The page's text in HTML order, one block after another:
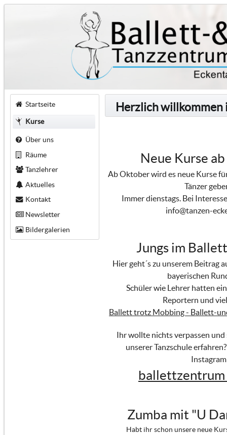
Startseite
Kurse
Über uns
Räume
Tanzlehrer
Aktuelles
Kontakt
Newsletter
Bildergalerien
Herzlich
Neue Kurse
Ab Oktober wird es neue Kurse
Tänzer
Immer dienstags. Bei
info@tanzen-
Jungs im
Hier geht´s zu unserem Beitrag
bayerischen
Schüler wie Lehrer hatten
Reportern und
Ballett trotz Mobbing - Ballett-
Ihr wollte nichts verpassen
unserer Tanzschule
Instagram
Zumba mit "U
Habt ihr schon unsere neue